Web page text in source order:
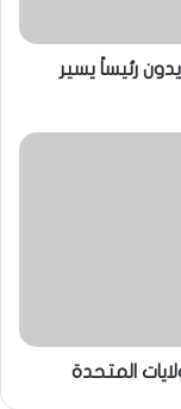
رئيساً يسير
المتحدة